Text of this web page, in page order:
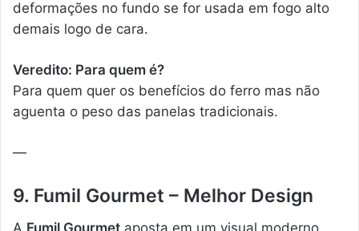
deformações no fundo se for usada em fogo alto
demais logo de cara.
Veredito: Para quem é?
Para quem quer os benefícios do ferro mas não
aguenta o peso das panelas tradicionais.
—
9. Fumil Gourmet – Melhor Design